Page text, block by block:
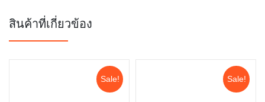
สินค้าที่เกี่ยวข้อง
Sale! Sale!